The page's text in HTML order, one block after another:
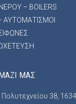
– BOILERS
ΜΑΣ
38,